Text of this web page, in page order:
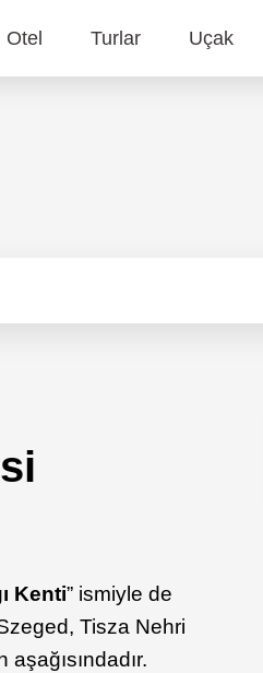
Otel Turlar Uçak
Kenti” ismiyle de
Tisza Nehri
aşağısındadır.